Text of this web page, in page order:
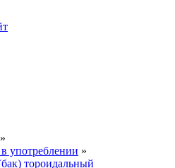
»
употреблении »
тороидальный